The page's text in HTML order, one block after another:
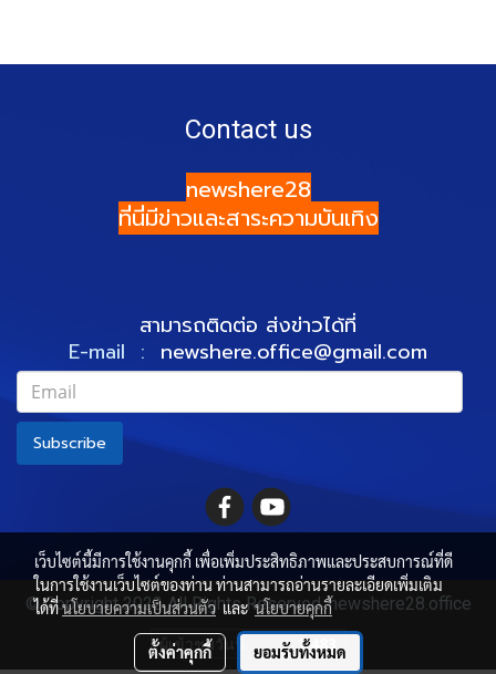
Contact us
newshere28
ที่นี่มีข่าวและสาระความบันเทิง
สามารถติดต่อ ส่งข่าวได้ที่
E-mail : newshere.office@gmail.com
Subscribe
© Copyright 2022 All Rights Reserved. newshere28.office
ผู้เข้าชมวันนี้
1,483
เว็บไซต์นี้มีการใช้งานคุกกี้ เพื่อเพิ่มประสิทธิภาพและประสบการณ์ที่ดี
ในการใช้งานเว็บไซต์ของท่าน ท่านสามารถอ่านรายละเอียดเพิ่มเติม
ได้ที่นโยบายความเป็นส่วนตัวและนโยบายคุกกี้
ตั้งค่าคุกกี้ ยอมรับทั้งหมด